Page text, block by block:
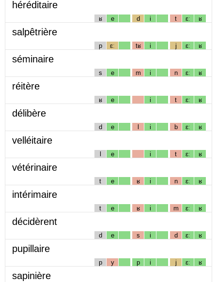
héréditaire
ʁ e d i t ɛː ʁ
salpêtrière
p ɛː tʁ i j ɛː ʁ
séminaire
s e m i n ɛː ʁ
réitère
ʁ e i t ɛː ʁ
délibère
d e l i b ɛː ʁ
velléitaire
l e i t ɛː ʁ
vétérinaire
t e ʁ i n ɛː ʁ
intérimaire
t e ʁ i m ɛː ʁ
décidèrent
d e s i d ɛː ʁ
pupillaire
p y p i j ɛː ʁ
sapinière